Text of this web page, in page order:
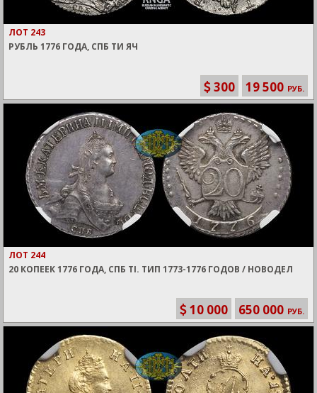
ЛОТ 243
РУБЛЬ 1776 ГОДА, СПБ ТИ ЯЧ
300 19 500 РУБ.
ЛОТ 244
20 КОПЕЕК 1776 ГОДА, СПБ TI. ТИП 1773-1776 ГОДОВ / НОВОДЕЛ
10 000 650 000 РУБ.